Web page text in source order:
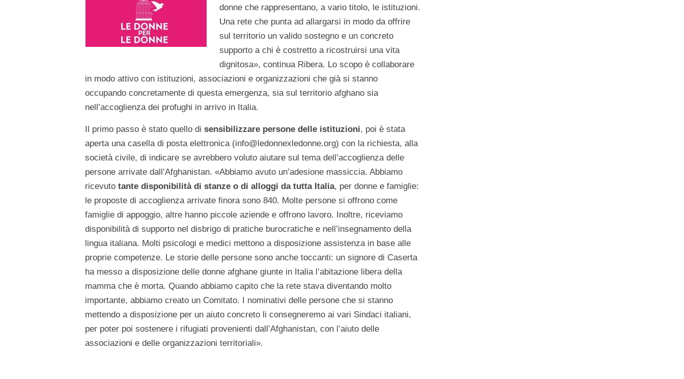
donne che rappresentano, a vario titolo, le istituzioni.
Una rete che punta ad allargarsi in modo da offrire
sul territorio un valido sostegno e un concreto
supporto a chi è costretto a ricostruirsi una vita
dignitosa», continua Ribera. Lo scopo è collaborare
in modo attivo con istituzioni, associazioni e organizzazioni che già si stanno
occupando concretamente di questa emergenza, sia sul territorio afghano sia
nell’accoglienza dei profughi in arrivo in Italia.
Il primo passo è stato quello di sensibilizzare persone delle istituzioni, poi è stata
aperta una casella di posta elettronica (info@ledonnexledonne.org) con la richiesta, alla
società civile, di indicare se avrebbero voluto aiutare sul tema dell’accoglienza delle
persone arrivate dall’Afghanistan. «Abbiamo avuto un’adesione massiccia. Abbiamo
ricevuto tante disponibilità di stanze o di alloggi da tutta Italia, per donne e famiglie:
le proposte di accoglienza arrivate finora sono 840. Molte persone si offrono come
famiglie di appoggio, altre hanno piccole aziende e offrono lavoro. Inoltre, riceviamo
disponibilità di supporto nel disbrigo di pratiche burocratiche e nell’insegnamento della
lingua italiana. Molti psicologi e medici mettono a disposizione assistenza in base alle
proprie competenze. Le storie delle persone sono anche toccanti: un signore di Caserta
ha messo a disposizione delle donne afghane giunte in Italia l’abitazione libera della
mamma che è morta. Quando abbiamo capito che la rete stava diventando molto
importante, abbiamo creato un Comitato. I nominativi delle persone che si stanno
mettendo a disposizione per un aiuto concreto li consegneremo ai vari Sindaci italiani,
per poter poi sostenere i rifugiati provenienti dall’Afghanistan, con l’aiuto delle
associazioni e delle organizzazioni territoriali».